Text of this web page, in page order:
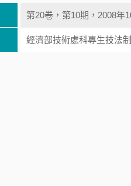
第20卷，第10期，2008年
經濟部技術處科專生技法